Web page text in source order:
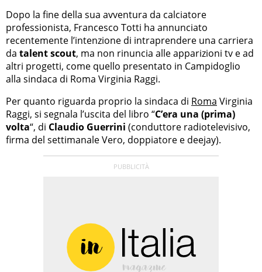
Dopo la fine della sua avventura da calciatore
professionista, Francesco Totti ha annunciato
recentemente l’intenzione di intraprendere una carriera
da talent scout, ma non rinuncia alle apparizioni tv e ad
altri progetti, come quello presentato in Campidoglio
alla sindaca di Roma Virginia Raggi.
Per quanto riguarda proprio la sindaca di Roma Virginia
Raggi, si segnala l’uscita del libro “C’era una (prima)
volta“, di Claudio Guerrini (conduttore radiotelevisivo,
firma del settimanale Vero, doppiatore e deejay).